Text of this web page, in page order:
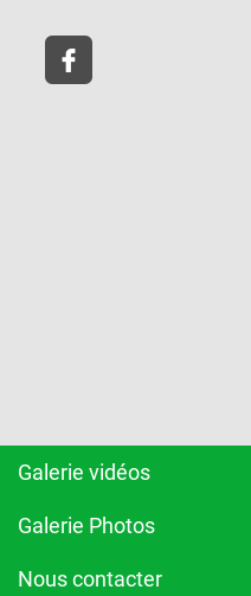
Galerie vidéos
Galerie Photos
Nous contacter